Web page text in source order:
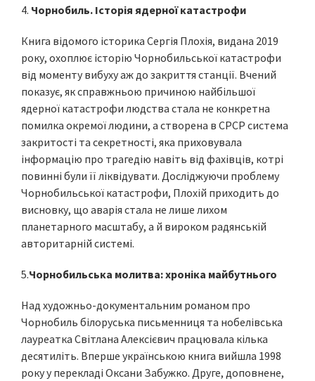
4. Чорнобиль. Історія ядерної катастрофи
Книга відомого історика Сергія Плохія, видана 2019
року, охоплює історію Чорнобильської катастрофи
від моменту вибуху аж до закриття станції. Вчений
показує, як справжньою причиною найбільшої
ядерної катастрофи людства стала не конкретна
помилка окремої людини, а створена в СРСР система
закритості та секретності, яка приховувала
інформацію про трагедію навіть від фахівців, котрі
повинні були її ліквідувати. Досліджуючи проблему
Чорнобильської катастрофи, Плохій приходить до
висновку, що аварія стала не лише лихом
планетарного масштабу, а й вироком радянській
авторитарній системі.
5.Чорнобильська молитва: хроніка майбутнього
Над художньо-документальним романом про
Чорнобиль білоруська письменниця та нобелівська
лауреатка Світлана Алексієвич працювала кілька
десятиліть. Вперше українською книга вийшла 1998
року у перекладі Оксани Забужко. Друге, доповнене,